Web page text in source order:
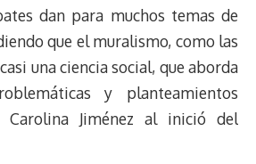
dan para muchos temas de
que el muralismo, como las
una ciencia social, que aborda
y planteamientos
Carolina Jiménez al inició del